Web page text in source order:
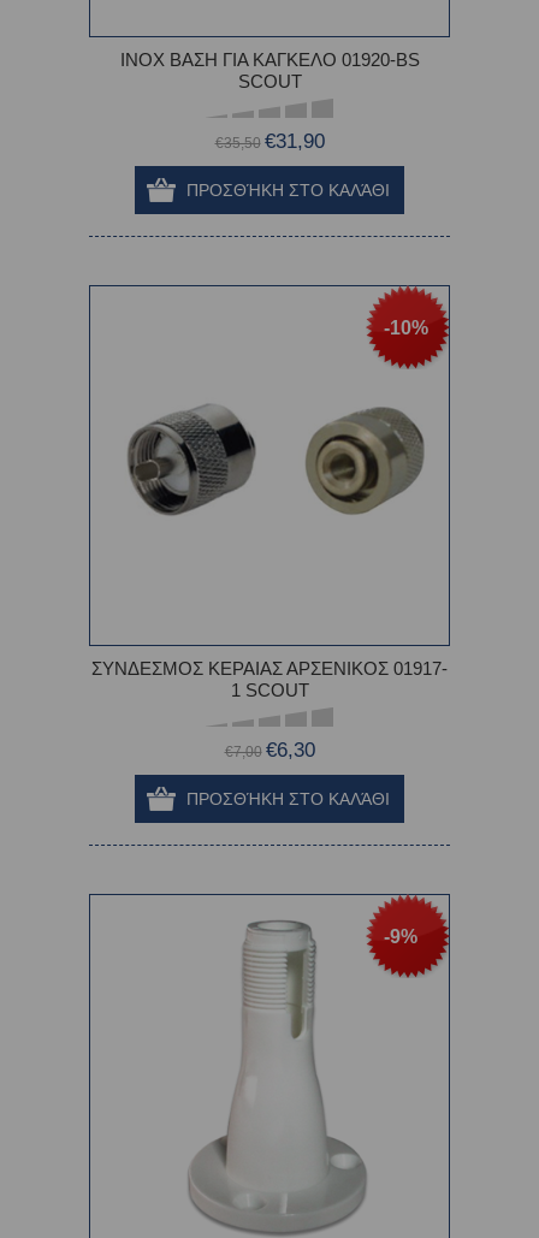
INOX ΒΑΣΗ ΓΙΑ ΚΑΓΚΕΛΟ 01920-BS
SCOUT
€35,50 €31,90
-10%
ΣΥΝΔΕΣΜΟΣ ΚΕΡΑΙΑΣ ΑΡΣΕΝΙΚΟΣ 01917-
1 SCOUT
€7,00 €6,30
-9%